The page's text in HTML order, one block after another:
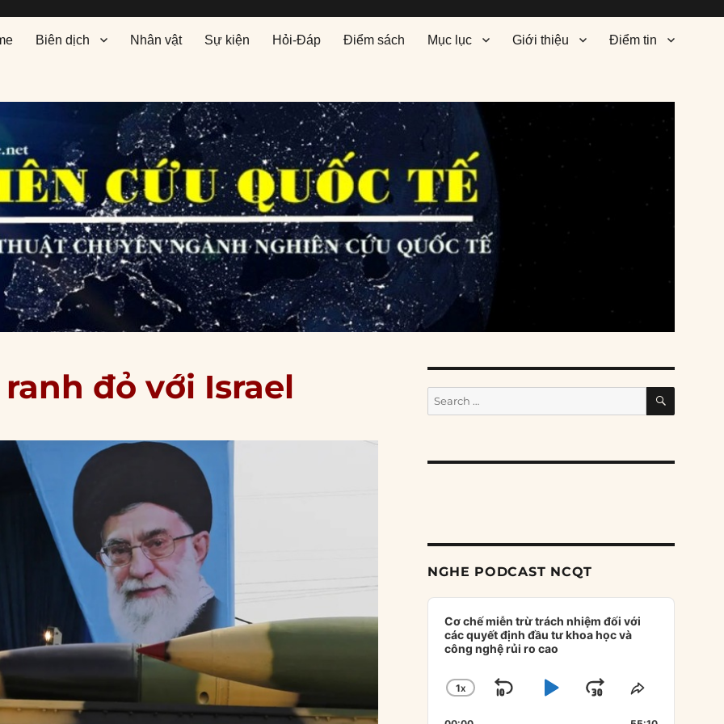
Biên dịch Nhân vật Sự kiện Hỏi-Đáp Điểm sách Mục lục Giới thiệu Điểm tin
đỏ với Israel
Search
for:
SEARCH
NGHE PODCAST NCQT
Audio
Player
Cơ chế miễn trừ trách nhiệm đối với
các quyết định đầu tư khoa học và
công nghệ rủi ro cao
CHANGE
1X
SKIPPLAYJUMPSHARE